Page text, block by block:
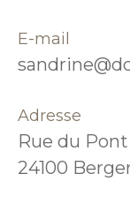
E-mail
Adresse
Rue du
24100